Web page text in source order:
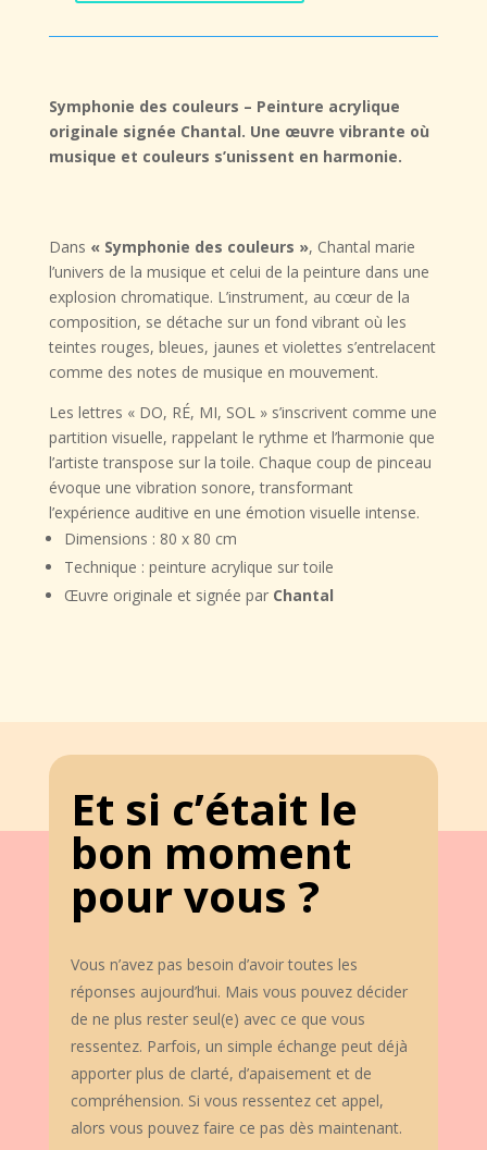
Symphonie
Symphonie des couleurs – Peinture acrylique
originale signée Chantal. Une œuvre vibrante où
musique et couleurs s’unissent en harmonie.
Dans « Symphonie des couleurs », Chantal marie
l’univers de la musique et celui de la peinture dans une
explosion chromatique. L’instrument, au cœur de la
composition, se détache sur un fond vibrant où les
teintes rouges, bleues, jaunes et violettes s’entrelacent
comme des notes de musique en mouvement.
Les lettres « DO, RÉ, MI, SOL » s’inscrivent comme une
partition visuelle, rappelant le rythme et l’harmonie que
l’artiste transpose sur la toile. Chaque coup de pinceau
évoque une vibration sonore, transformant
l’expérience auditive en une émotion visuelle intense.
Dimensions : 80 x 80 cm
Technique : peinture acrylique sur toile
Œuvre originale et signée par Chantal
Et si c’était le
bon moment
pour vous ?
Vous n’avez pas besoin d’avoir toutes les
réponses aujourd’hui. Mais vous pouvez décider
de ne plus rester seul(e) avec ce que vous
ressentez. Parfois, un simple échange peut déjà
apporter plus de clarté, d’apaisement et de
compréhension. Si vous ressentez cet appel,
alors vous pouvez faire ce pas dès maintenant.